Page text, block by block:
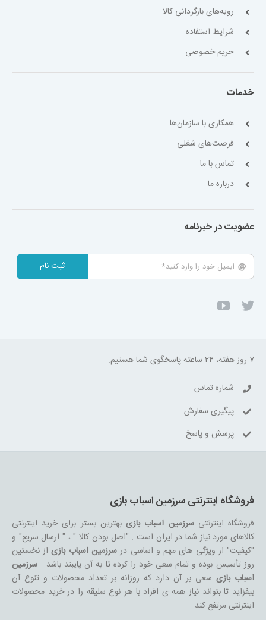
رویه‌های بازگردانی کالا
شرایط استفاده
حریم خصوصی
خدمات
همکاری با سازمان‌ها
فرصت‌های شغلی
تماس با ما
درباره ما
عضویت در خبرنامه
ثبت نام
۷ روز هفته، ۲۴ ساعته پاسخگوی شما هستیم.
شماره تماس
پیگیری سفارش
پرسش و پاسخ
فروشگاه اینترنتی سرزمین اسباب بازی
فروشگاه اینترنتیسرزمین اسباب بازیبهترین بستر برای خرید اینترنتی
کالاهای مورد نیاز شما در ایران است . "اصل بودن کالا " ، " ارسال سریع" و
"کیفیت" از ویژگی های مهم و اساسی در سرزمین اسباب بازیاز نخستین
روز تأسیس بوده و تمام سعی خود را کرده تا به آن پایبند باشد .سرزمین
اسباب بازیسعی بر آن دارد که روزانه بر تعداد محصولات و تنوع آن
بیفزاید تا بتواند نیاز همه ی افراد با هر نوع سلیقه را در خرید محصولات
اینترنتی مرتفع کند.